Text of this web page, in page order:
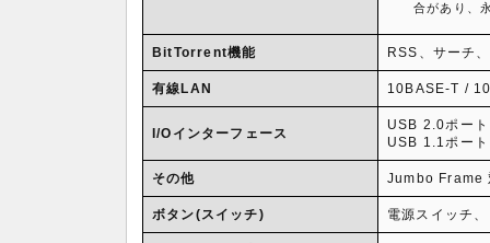
合があり、
BitTorrent機能 RSS、サーチ
有線LAN 10BASE-T /
I/Oインターフェース
USB 2.0ポー
USB 1.1ポー
その他 Jumbo Frame
ボタン(スイッチ) 電源スイッチ